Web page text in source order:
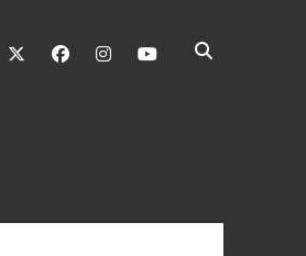
twitter facebookinstagramyoutube